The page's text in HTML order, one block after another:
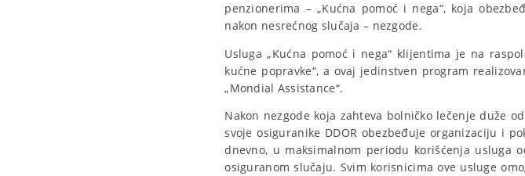
penzionerima – „Kućna pomoć i nega“, koja
nakon nesrećnog slučaja – nezgode.
Usluga „Kućna pomoć i nega“ klijentima je na
kućne popravke“, a ovaj jedinstven program
„Mondial Assistance“.
Nakon nezgode koja zahteva bolničko lečenje duže
svoje osiguranike DDOR obezbeđuje organizaciju i
dnevno, u maksimalnom periodu korišćenja usluga
osiguranom slučaju. Svim korisnicima ove usluge